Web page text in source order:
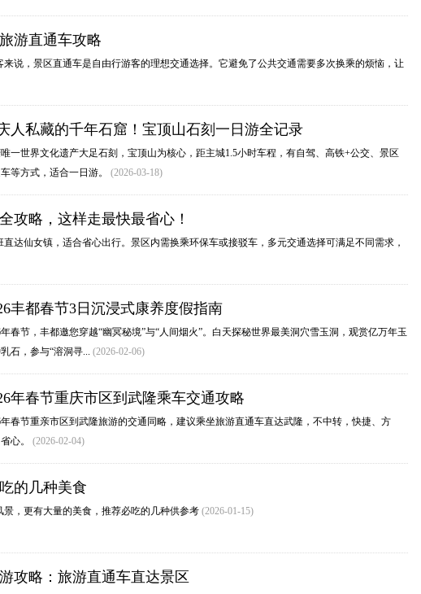
游直通车攻略
说，景区直通车是自由行游客的理想交通选择。它避免了公共交通需要多次换乘的烦恼，让
人私藏的千年石窟！宝顶山石刻一日游全记录
一世界文化遗产大足石刻，宝顶山为核心，距主城1.5小时车程，有自驾、高铁+公交、景区
等方式，适合一日游。 (2026-03-18)
攻略，这样走最快最省心！
达仙女镇，适合省心出行。景区内需换乘环保车或接驳车，多元交通选择可满足不同需求，
丰都春节3日沉浸式康养度假指南
年春节，丰都邀您穿越“幽冥秘境”与“人间烟火”。白天探秘世界最美洞穴‌雪玉洞‌，观赏亿万年玉
石，参与“溶洞寻... (2026-02-06)
年春节重庆市区到武隆乘车交通攻略
年春节重亲市区到武隆旅游的交通同略，建议乘坐旅游直通车直达武隆，不中转，快捷、方
心。 (2026-02-04)
的几种美食
，更有大量的美食，推荐必吃的几种供参考 (2026-01-15)
攻略：旅游直通车直达景区